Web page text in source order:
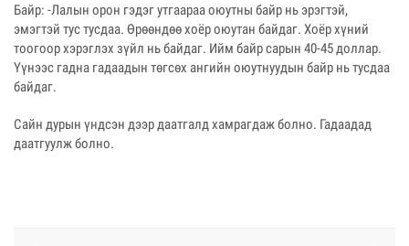
Байр: -Лалын орон гэдэг утгаараа оюутны байр нь эрэгтэй,
эмэгтэй тус тусдаа. Өрөөндөө хоёр оюутан байдаг. Хоёр хүний
тоогоор хэрэглэх зүйл нь байдаг. Ийм байр сарын 40-45 доллар.
Үүнээс гадна гадаадын төгсөх ангийн оюутнуудын байр нь тусдаа
байдаг.
Сайн дурын үндсэн дээр даатгалд хамрагдаж болно. Гадаадад
даатгуулж болно.